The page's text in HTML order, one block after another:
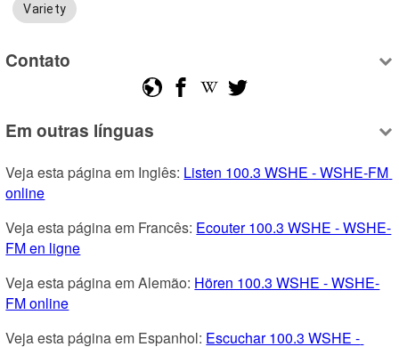
Variety
Contato
Em outras línguas
Veja esta página em Inglês: Listen 100.3 WSHE - WSHE-FM
online
Veja esta página em Francês: Ecouter 100.3 WSHE - WSHE-
FM en ligne
Veja esta página em Alemão: Hören 100.3 WSHE - WSHE-
FM online
Veja esta página em Espanhol: Escuchar 100.3 WSHE -